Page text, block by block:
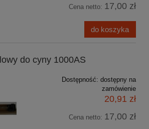
Cena netto: 17,00 zł
do koszyka
do cyny 1000AS
Dostępność: dostępny na
zamówienie
20,91 zł
Cena netto: 17,00 zł